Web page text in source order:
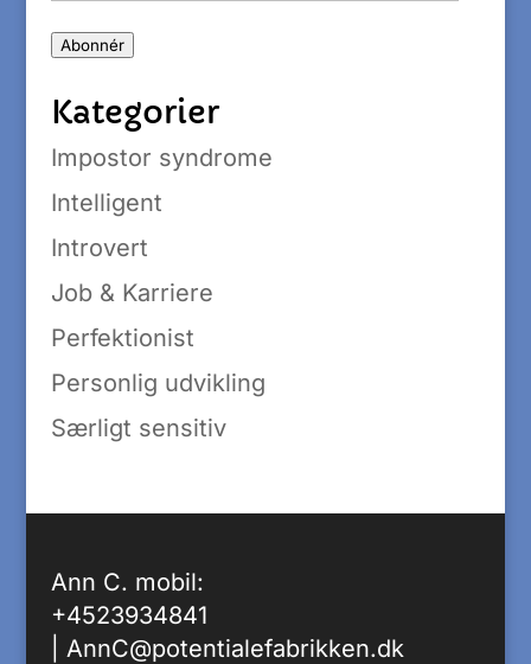
Abonnér
Kategorier
Impostor syndrome
Intelligent
Introvert
Job & Karriere
Perfektionist
Personlig udvikling
Særligt sensitiv
Ann C. mobil:
+4523934841
AnnC@potentialefabrikken.dk